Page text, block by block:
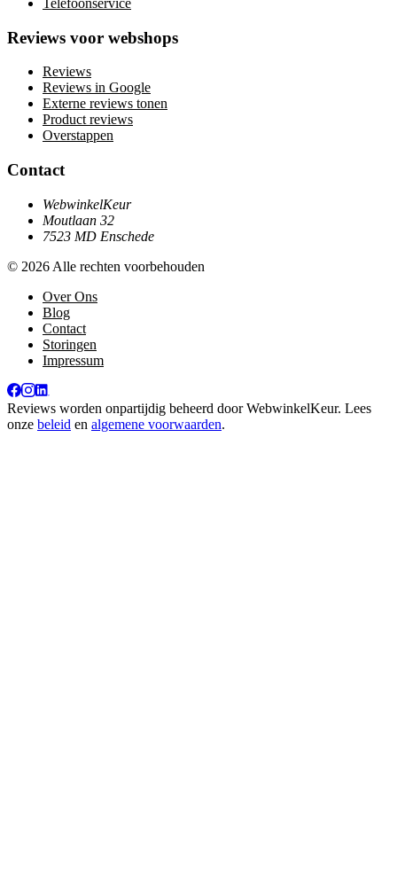
Telefoonservice
Reviews voor webshops
Reviews
Reviews in Google
Externe reviews tonen
Product reviews
Overstappen
Contact
WebwinkelKeur
Moutlaan 32
7523 MD Enschede
© 2026 Alle rechten voorbehouden
Over Ons
Blog
Contact
Storingen
Impressum
Reviews worden onpartijdig beheerd doorWebwinkelKeur. Lees
onze beleid en algemene voorwaarden.